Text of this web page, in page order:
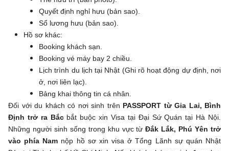
Quyết định nghỉ hưu (bản sao).
Sổ lương hưu (bản sao).
Hồ sơ khác:
Booking khách sạn.
Booking vé máy bay 2 chiều.
Lịch trình du lịch tại Nhật (Ghi rõ hoạt động dự định, nơi
ở, nơi liên lạc).
Bảng khai thông tin cá nhân.
Đối với du khách có nơi sinh trên PASSPORT từ Gia Lai, Bình
Định trở ra Bắcbắt buộc xin Visa tại Đại Sứ Quán tại Hà Nội.
Những người sinh sống trong khu vực từĐắk Lắk, Phú Yên trở
vào phía Nam nộp hồ sơ xin visa ở Tổng Lãnh sự quán Nhật